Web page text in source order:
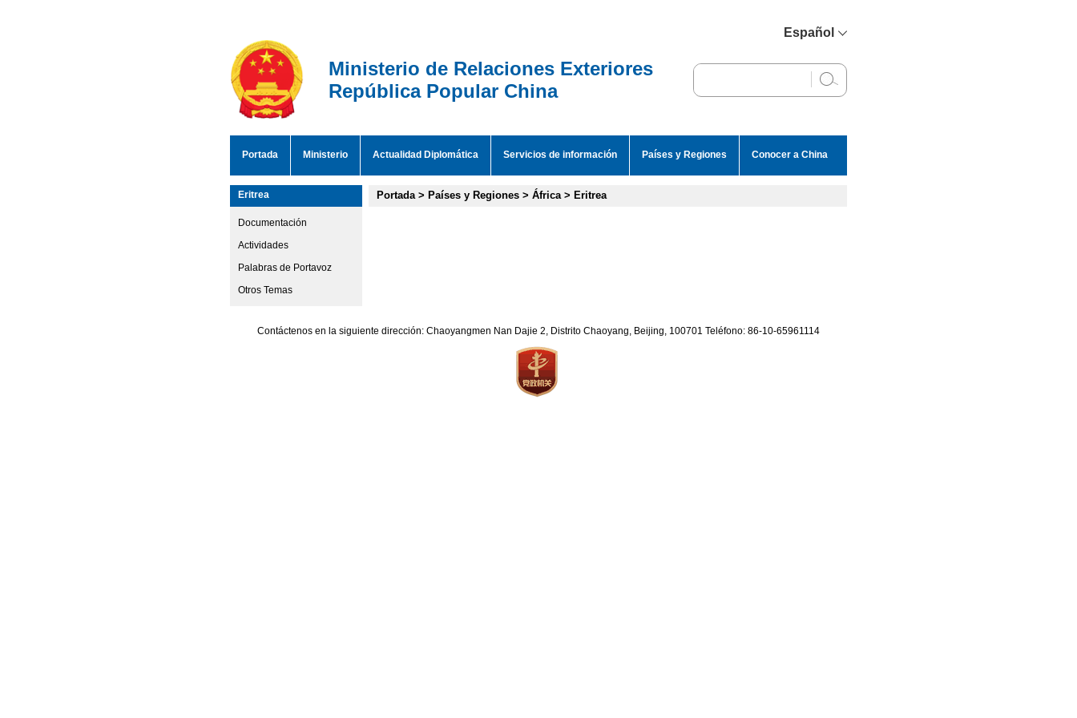
Español
English
Ministerio de Relaciones Exteriores
República Popular China
Portada Ministerio Actualidad Diplomática Servicios de información Países y Regiones Conocer a China
Eritrea
Documentación
Actividades
Palabras de Portavoz
Otros Temas
Portada> Países y Regiones > África> Eritrea
Contáctenos en la siguiente dirección: Chaoyangmen Nan Dajie 2, Distrito Chaoyang, Beijing, 100701 Teléfono: 86-10-65961114